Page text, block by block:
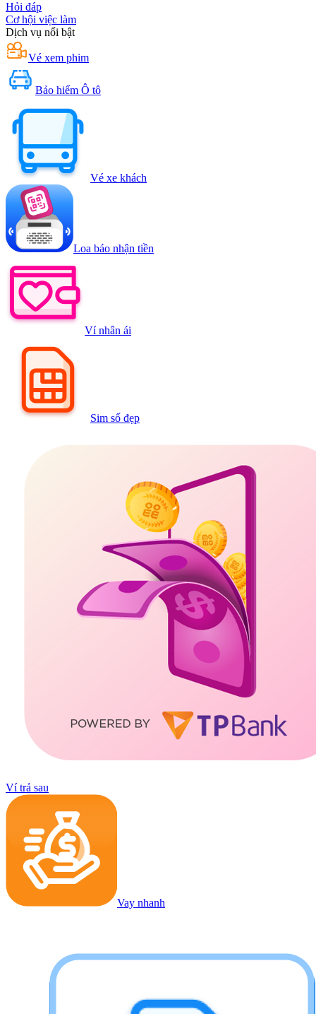
Hỏi đáp
Cơ hội việc làm
Dịch vụ nổi bật
Vé xem phim
Bảo hiểm Ô tô
Vé xe khách
Loa báo nhận tiền
Ví nhân ái
Sim số đẹp
Ví trả sau
Vay nhanh